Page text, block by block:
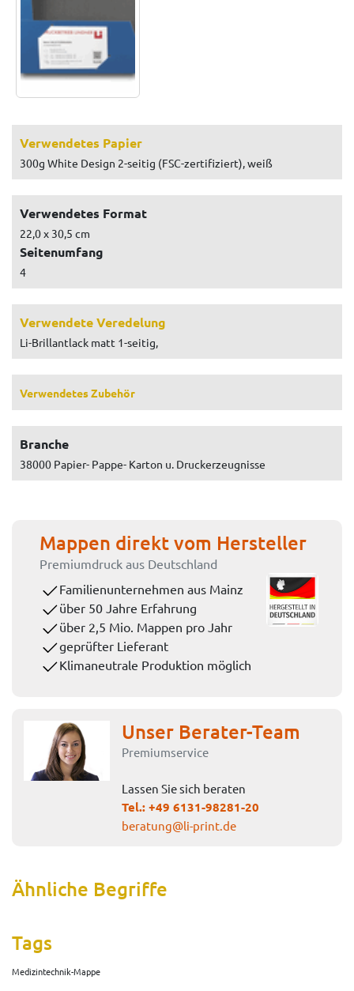
Verwendetes Papier
300g White Design 2-seitig (FSC-zertifiziert), weiß
Verwendetes Format
22,0 x 30,5 cm
Seitenumfang
4
Verwendete Veredelung
Li-Brillantlack matt 1-seitig,
Verwendetes Zubehör
Branche
38000 Papier- Pappe- Karton u. Druckerzeugnisse
Mappen direkt vom Hersteller
Premiumdruck aus Deutschland
Familienunternehmen aus Mainz
über 50 Jahre Erfahrung
über 2,5 Mio. Mappen pro Jahr
geprüfter Lieferant
Klimaneutrale Produktion möglich
Unser Berater-Team
Premiumservice
Lassen Sie sich beraten
Tel.:+49 6131-98281-20
beratung@li-print.de
Ähnliche Begriffe
Tags
Medizintechnik-Mappe